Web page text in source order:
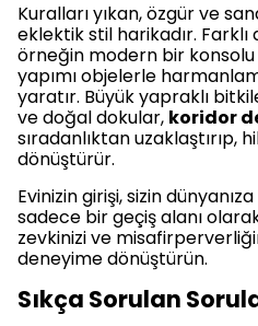
Kuralları yıkan, özgür ve
eklektik stil harikadır.
örneğin modern bir
yapımı objelerle
yaratır. Büyük yapraklı
ve doğal dokular, koridor
sıradanlıktan uzaklaştırıp,
dönüştürür.
Evinizin girişi, sizin
sadece bir geçiş alanı
zevkinizi ve
deneyime dönüştürün.
Sıkça Sorulan